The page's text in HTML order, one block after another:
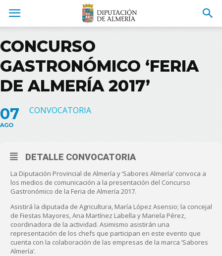
CONCURSO
GASTRONÓMICO ‘FERIA
DE ALMERÍA 2017’
07
AGO
CONVOCATORIA
DETALLE CONVOCATORIA
La Diputación Provincial de Almería y ‘Sabores Almería’ convoca a
los medios de comunicación a la presentación del Concurso
Gastronómico de la Feria de Almería 2017.
Asistirá la diputada de Agricultura, María López Asensio; la concejal
de Fiestas Mayores, Ana Martínez Labella y Mariela Pérez,
coordinadora de la actividad. Asimismo asistirán una
representación de los chefs que participan en este evento que
cuenta con la colaboración de las empresas de la marca ‘Sabores
Almería’.